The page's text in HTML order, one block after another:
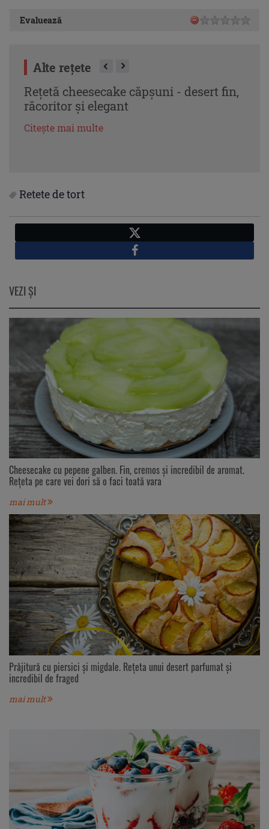
Evaluează
Alte rețete
Rețetă cheesecake căpșuni - desert fin,
răcoritor și elegant
Citește mai multe
Retete de tort
XFacebook
VEZI ŞI
Cheesecake cu pepene galben. Fin, cremos și incredibil de aromat.
Rețeta pe care vei dori să o faci toată vara
mai mult
Prăjitură cu piersici și migdale. Rețeta unui desert parfumat și
incredibil de fraged
mai mult